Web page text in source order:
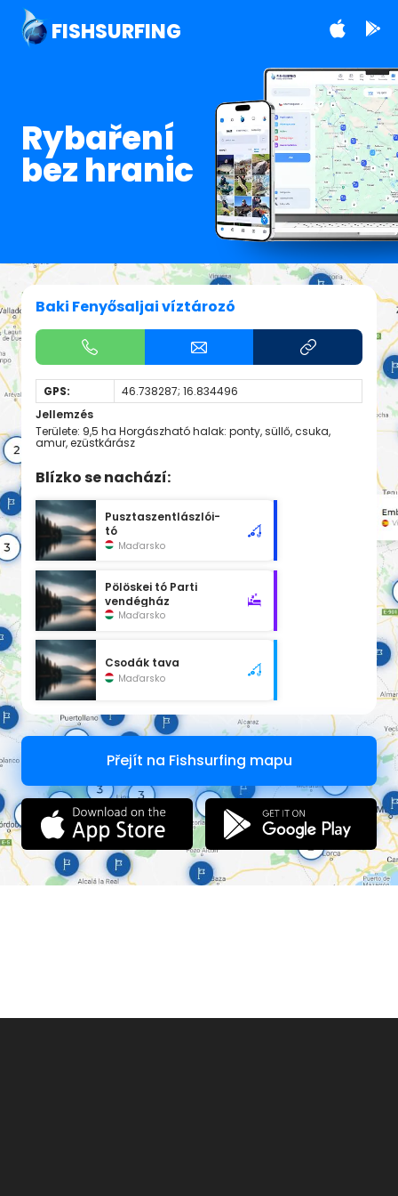
FISHSURFING
Rybaření
bez hranic
Baki Fenyősaljai víztározó
GPS:
46.738287; 16.834496
Jellemzés
Területe: 9,5 ha Horgászható halak: ponty, süllő, csuka,
amur, ezüstkárász
Blízko se nachází:
Pusztaszentlászlói-
tó
Maďarsko
Pölöskei tó Parti
vendégház
Maďarsko
Csodák tava
Maďarsko
Přejít na Fishsurfing mapu